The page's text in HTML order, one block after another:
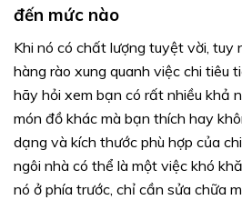
đến mức nào
Khi nó có chất lượng tuyệt vời, tuy
hàng rào xung quanh việc chi tiêu
hãy hỏi xem bạn có rất nhiều khả
món đồ khác mà bạn thích hay
dạng và kích thước phù hợp của
ngôi nhà có thể là một việc khó
nó ở phía trước, chỉ cần sửa chữa